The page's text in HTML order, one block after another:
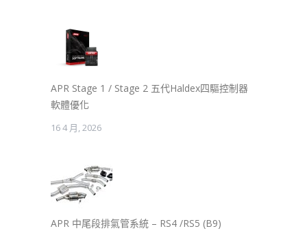
APR Stage 1 / Stage 2 五代Haldex四驅控制器
軟體優化
16 4 月, 2026
APR 中尾段排氣管系統 – RS4 /RS5 (B9)